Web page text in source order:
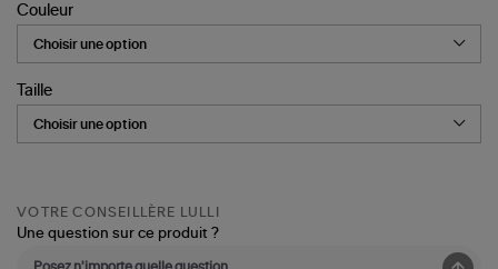
Or
Diamants
Couleur
Taille
VOTRE CONSEILLÈRE LULLI
Une question sur ce produit ?